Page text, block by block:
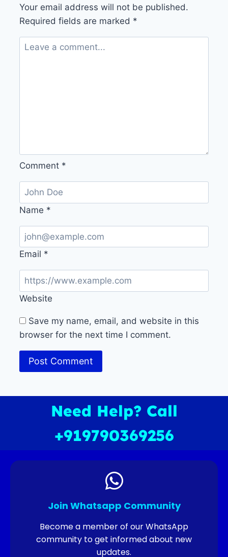
Your email address will not be published.
Required fields are marked *
Comment *
Name *
Email *
Website
Save my name, email, and website in this
browser for the next time I comment.
Need Help? Call
+919790369256
Join Whatsapp Community
Become a member of our WhatsApp
community to get informed about new
updates.